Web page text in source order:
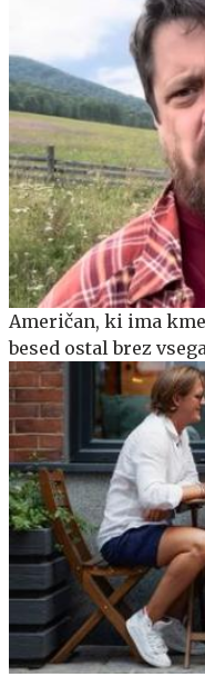
Američan, ki ima
besed ostal brez vsega